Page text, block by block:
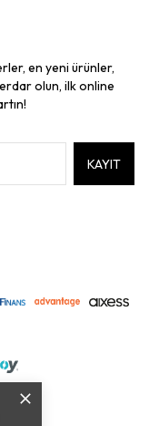
en yeni ürünler,
olun, ilk online
KAYIT